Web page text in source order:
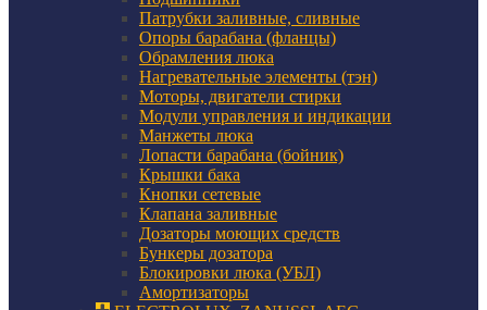
Патрубки заливные, сливные
Опоры барабана (фланцы)
Обрамления люка
Нагревательные элементы (тэн)
Моторы, двигатели стирки
Модули управления и индикации
Манжеты люка
Лопасти барабана (бойник)
Крышки бака
Кнопки сетевые
Клапана заливные
Дозаторы моющих средств
Бункеры дозатора
Блокировки люка (УБЛ)
Амортизаторы